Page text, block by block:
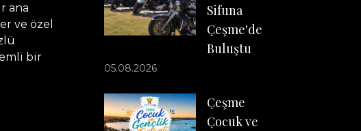
ana
ve özel
bir
Sifuna
Çeşme'de
Buluştu
05.08.2026
Çeşme
Çocuk ve